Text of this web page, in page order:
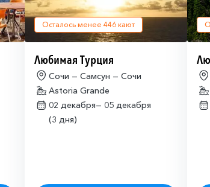
Осталось менее 446 кают
Любимая Турция
Сочи — Самсун — Сочи
Astoria Grande
02 декабря— 05 декабря
(3 дня)